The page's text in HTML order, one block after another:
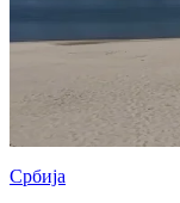
Србија